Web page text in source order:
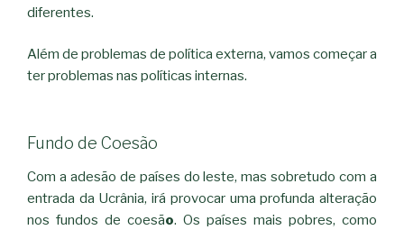
diferentes.
Além de problemas de política externa, vamos começar a
ter problemas nas políticas internas.
Fundo de Coesão
Com a adesão de países do leste, mas sobretudo com a
entrada da Ucrânia, irá provocar uma profunda alteração
nos fundos de coesão. Os países mais pobres, como